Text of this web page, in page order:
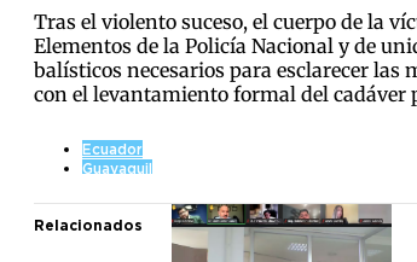
Tras el violento suceso, el cuerpo de la
Elementos de la Policía Nacional y de
balísticos necesarios para esclarecer
con el levantamiento formal del cadáver
Ecuador
Guayaquil
Relacionados